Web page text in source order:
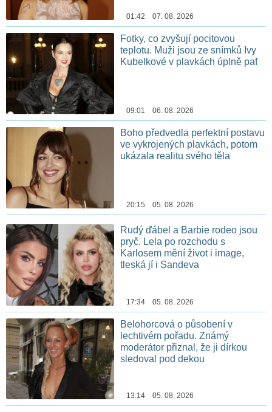
01:42 07. 08. 2026
Fotky, co zvyšují pocitovou
teplotu. Muži jsou ze snímků Ivy
Kubelkové v plavkách úplně paf
09:01 06. 08. 2026
Boho předvedla perfektní postavu
ve vykrojených plavkách, potom
ukázala realitu svého těla
20:15 05. 08. 2026
Rudý ďábel a Barbie rodeo jsou
pryč. Lela po rozchodu s
Karlosem mění život i image,
tleská jí i Sandeva
17:34 05. 08. 2026
Belohorcová o působení v
lechtivém pořadu. Známý
moderátor přiznal, že ji dírkou
sledoval pod dekou
13:14 05. 08. 2026